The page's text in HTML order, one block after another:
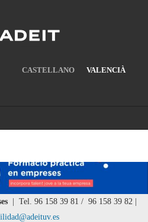
CASTELLANO VALENCIÀ
| Tel. 96 158 39 81 / 96 158 39 82 |